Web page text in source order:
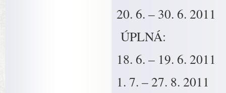
20. 6. – 30. 6. 2011
ÚPLNÁ:
18. 6. – 19. 6. 2011
1. 7. – 27. 8. 2011